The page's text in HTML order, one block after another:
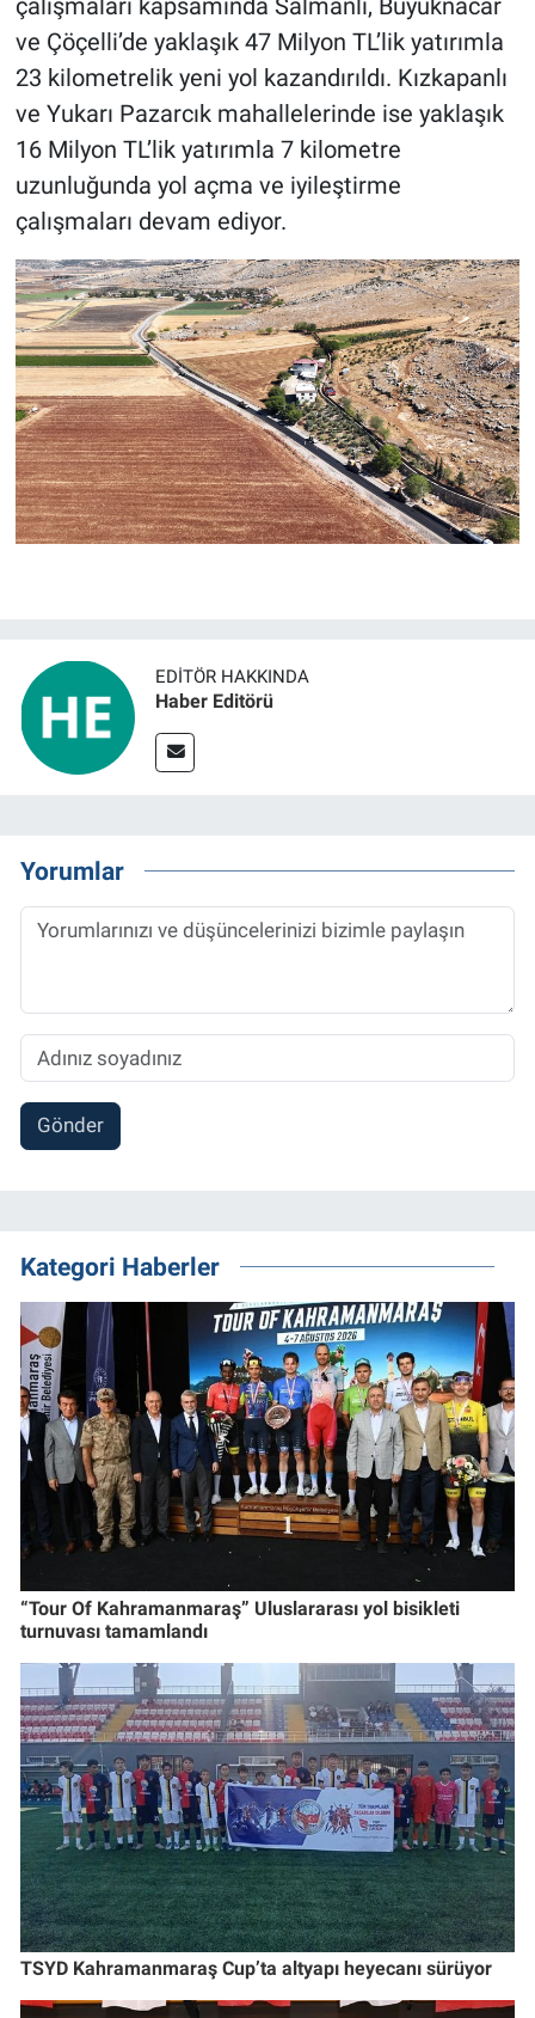
çalışmaları kapsamında Salmanlı, Büyüknacar
ve Çöçelli’de yaklaşık 47 Milyon TL’lik yatırımla
23 kilometrelik yeni yol kazandırıldı. Kızkapanlı
ve Yukarı Pazarcık mahallelerinde ise yaklaşık
16 Milyon TL’lik yatırımla 7 kilometre
uzunluğunda yol açma ve iyileştirme
çalışmaları devam ediyor.
EDITÖR HAKKINDA
Haber Editörü
Yorumlar
Gönder
Kategori Haberler
“Tour Of Kahramanmaraş” Uluslararası yol bisikleti
turnuvası tamamlandı
TSYD Kahramanmaraş Cup’ta altyapı heyecanı sürüyor